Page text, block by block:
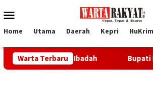
ke
Mobile
Home Utama Daerah Kepri HuKrim
Warta Terbaru
Rumah Ibadah Bupati